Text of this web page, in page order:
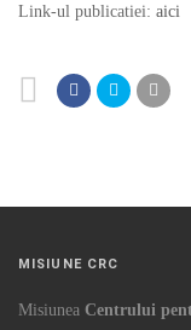
Link-ul publicatiei: aici
MISIUNE CRC
Misiunea Centrului